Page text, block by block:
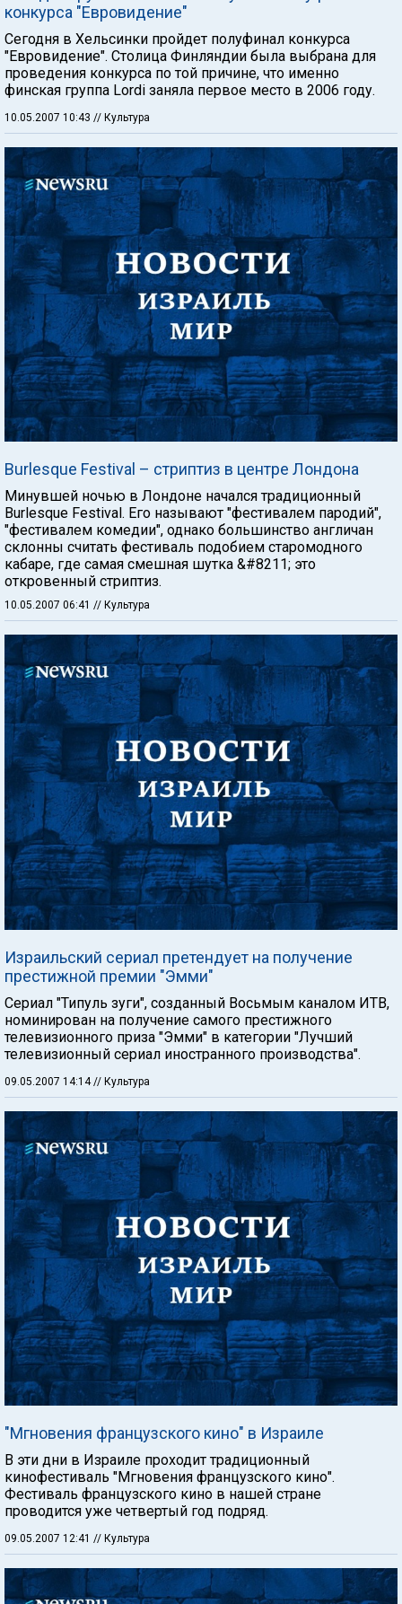
конкурса "Евровидение"
Сегодня в Хельсинки пройдет полуфинал конкурса
"Евровидение". Столица Финляндии была выбрана для
проведения конкурса по той причине, что именно
финская группа Lordi заняла первое место в 2006 году.
10.05.2007 10:43 // Культура
Burlesque Festival – стриптиз в центре Лондона
Минувшей ночью в Лондоне начался традиционный
Burlesque Festival. Его называют "фестивалем пародий",
"фестивалем комедии", однако большинство англичан
склонны считать фестиваль подобием старомодного
кабаре, где самая смешная шутка &#8211; это
откровенный стриптиз.
10.05.2007 06:41 // Культура
Израильский сериал претендует на получение
престижной премии "Эмми"
Сериал "Типуль зуги", созданный Восьмым каналом ИТВ,
номинирован на получение самого престижного
телевизионного приза "Эмми" в категории "Лучший
телевизионный сериал иностранного производства".
09.05.2007 14:14 // Культура
"Мгновения французского кино" в Израиле
В эти дни в Израиле проходит традиционный
кинофестиваль "Мгновения французского кино".
Фестиваль французского кино в нашей стране
проводится уже четвертый год подряд.
09.05.2007 12:41 // Культура